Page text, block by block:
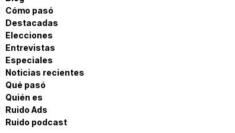
Cómo pasó
Destacadas
Elecciones
Entrevistas
Especiales
Noticias recientes
Qué pasó
Quién es
Ruido Ads
Ruido podcast